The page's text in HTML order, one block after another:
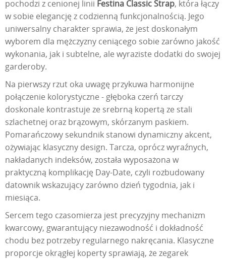
pochodzi z cenionej linii Festina Classic Strap, która łączy
w sobie elegancję z codzienną funkcjonalnością. Jego
uniwersalny charakter sprawia, że jest doskonałym
wyborem dla mężczyzny ceniącego sobie zarówno jakość
wykonania, jak i subtelne, ale wyraziste dodatki do swojej
garderoby.
Na pierwszy rzut oka uwagę przykuwa harmonijne
połączenie kolorystyczne - głęboka czerń tarczy
doskonale kontrastuje ze srebrną kopertą ze stali
szlachetnej oraz brązowym, skórzanym paskiem.
Pomarańczowy sekundnik stanowi dynamiczny akcent,
ożywiając klasyczny design. Tarcza, oprócz wyraźnych,
nakładanych indeksów, została wyposażona w
praktyczną komplikację Day-Date, czyli rozbudowany
datownik wskazujący zarówno dzień tygodnia, jak i
miesiąca.
Sercem tego czasomierza jest precyzyjny mechanizm
kwarcowy, gwarantujący niezawodność i dokładność
chodu bez potrzeby regularnego nakręcania. Klasyczne
proporcje okrągłej koperty sprawiają, że zegarek